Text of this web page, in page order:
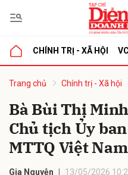
CHÍNH TRỊ - XÃ HỘI
Trang chủ Chính trị - Xã hội
Bà Bùi Thị
Chủ tịch Ủy
MTTQ Việt Nam
Gia Nguyễn 13/05/2026
luận